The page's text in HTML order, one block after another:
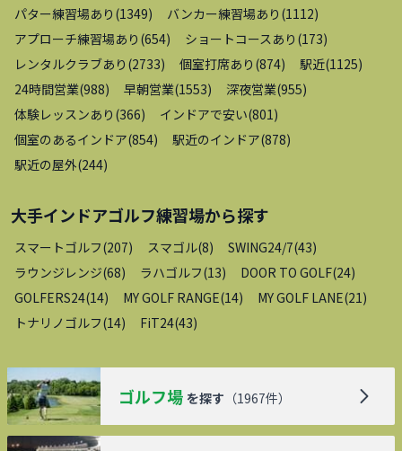
パター練習場あり (1349) バンカー練習場あり (1112)
アプローチ練習場あり (654) ショートコースあり (173)
レンタルクラブあり (2733) 個室打席あり (874) 駅近(1125)
24時間営業(988) 早朝営業(1553) 深夜営業(955)
体験レッスンあり (366) インドアで安い(801 )
個室のあるインドア(854) 駅近のインドア(878)
駅近の屋外(244)
大手インドアゴルフ練習場から探す
スマートゴルフ(207) スマゴル(8) SWING24/7(43)
ラウンジレンジ(68) ラハゴルフ(13) DOOR TO GOLF(24)
GOLFERS24(14) MY GOLF RANGE(14) MY GOLF LANE(21 )
トナリノゴルフ(14) FiT24(43)
ゴルフ場 を探す （1967件）